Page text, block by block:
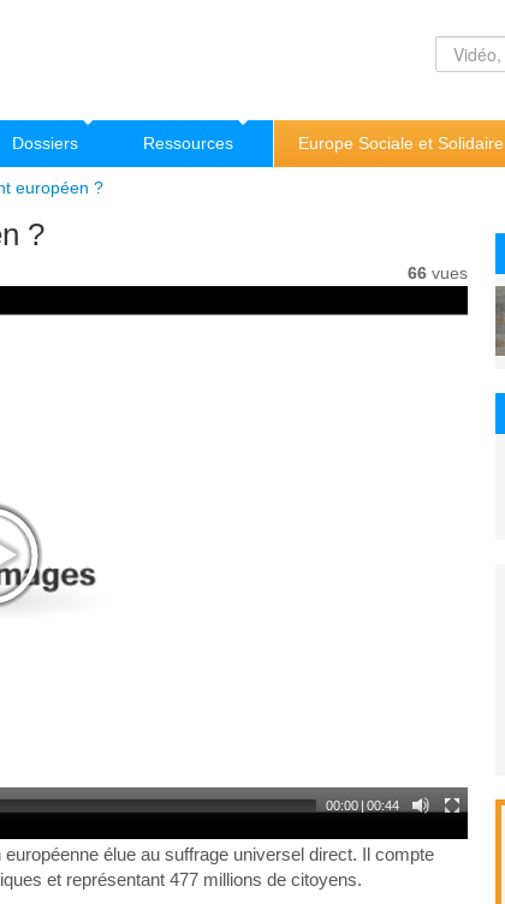
Dossiers Ressources Europe Sociale et Solidaire
européen ?
?
66vues
00:00 | 00:44
élue au suffrage universel direct. Il compte
et représentant 477 millions de citoyens.